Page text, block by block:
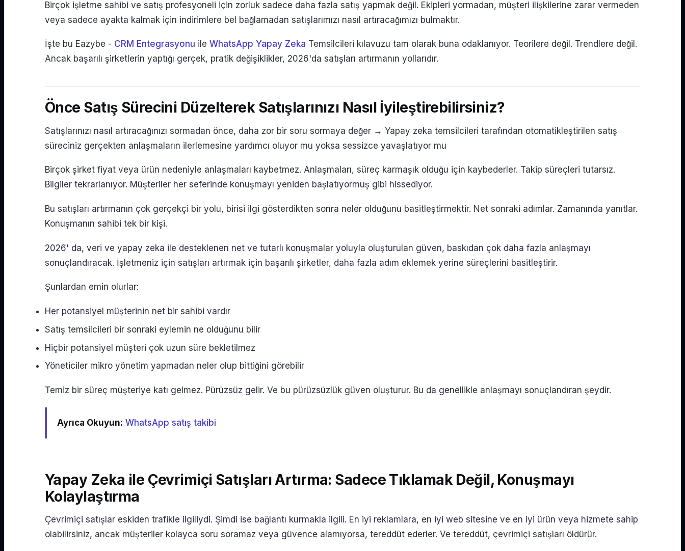
Birçok işletme sahibi ve satış profesyoneli için zorluk sadece daha fazla satış yapmak değil. Ekipleri yormadan, müşteri ilişkilerine zarar vermeden
veya sadece ayakta kalmak için indirimlere bel bağlamadan satışlarımızı nasıl artıracağımızı bulmaktır.
İşte bu Eazybe - CRM Entegrasyonu ile WhatsApp Yapay Zeka Temsilcileri kılavuzu tam olarak buna odaklanıyor. Teorilere değil. Trendlere değil.
Ancak başarılı şirketlerin yaptığı gerçek, pratik değişiklikler, 2026'da satışları artırmanın yollarıdır.
Önce Satış Sürecini Düzelterek Satışlarınızı Nasıl İyileştirebilirsiniz?
Satışlarınızı nasıl artıracağınızı sormadan önce, daha zor bir soru sormaya değer → Yapay zeka temsilcileri tarafından otomatikleştirilen satış
süreciniz gerçekten anlaşmaların ilerlemesine yardımcı oluyor mu yoksa sessizce yavaşlatıyor mu
Birçok şirket fiyat veya ürün nedeniyle anlaşmaları kaybetmez. Anlaşmaları, süreç karmaşık olduğu için kaybederler. Takip süreçleri tutarsız.
Bilgiler tekrarlanıyor. Müşteriler her seferinde konuşmayı yeniden başlatıyormuş gibi hissediyor.
Bu satışları artırmanın çok gerçekçi bir yolu, birisi ilgi gösterdikten sonra neler olduğunu basitleştirmektir. Net sonraki adımlar. Zamanında yanıtlar.
Konuşmanın sahibi tek bir kişi.
2026' da, veri ve yapay zeka ile desteklenen net ve tutarlı konuşmalar yoluyla oluşturulan güven, baskıdan çok daha fazla anlaşmayı
sonuçlandıracak. İşletmeniz için satışları artırmak için başarılı şirketler, daha fazla adım eklemek yerine süreçlerini basitleştirir.
Şunlardan emin olurlar:
Her potansiyel müşterinin net bir sahibi vardır
Satış temsilcileri bir sonraki eylemin ne olduğunu bilir
Hiçbir potansiyel müşteri çok uzun süre bekletilmez
Yöneticiler mikro yönetim yapmadan neler olup bittiğini görebilir
Temiz bir süreç müşteriye katı gelmez. Pürüzsüz gelir. Ve bu pürüzsüzlük güven oluşturur. Bu da genellikle anlaşmayı sonuçlandıran şeydir.
Ayrıca Okuyun: WhatsApp satış takibi
Yapay Zeka ile Çevrimiçi Satışları Artırma: Sadece Tıklamak Değil, Konuşmayı
Kolaylaştırma
Çevrimiçi satışlar eskiden trafikle ilgiliydi. Şimdi ise bağlantı kurmakla ilgili. En iyi reklamlara, en iyi web sitesine ve en iyi ürün veya hizmete sahip
olabilirsiniz, ancak müşteriler kolayca soru soramaz veya güvence alamıyorsa, tereddüt ederler. Ve tereddüt, çevrimiçi satışları öldürür.